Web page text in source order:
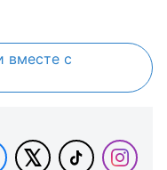
вместе с